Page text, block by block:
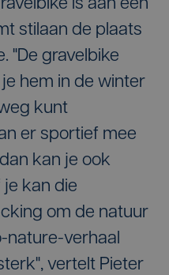
is aan een
stilaan de plaats
"De gravelbike
hem in de winter
kunt
er sportief mee
kan je ook
kan die
om de natuur
nature-verhaal
vertelt Pieter